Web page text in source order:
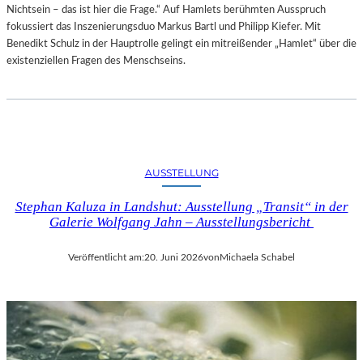
Nichtsein – das ist hier die Frage.“ Auf Hamlets berühmten Ausspruch
fokussiert das Inszenierungsduo Markus Bartl und Philipp Kiefer. Mit
Benedikt Schulz in der Hauptrolle gelingt ein mitreißender „Hamlet“ über die
existenziellen Fragen des Menschseins.
AUSSTELLUNG
Stephan Kaluza in Landshut: Ausstellung „Transit“ in der
Galerie Wolfgang Jahn – Ausstellungsbericht
Veröffentlicht am:20. Juni 2026vonMichaela Schabel